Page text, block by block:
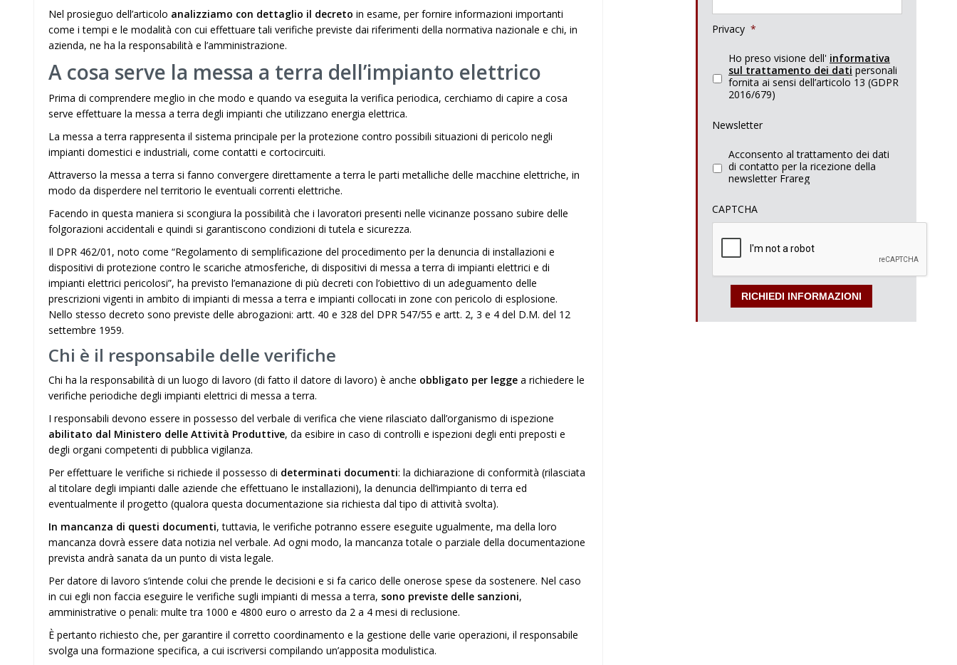
Nel prosieguo dell’articolo analizziamo con dettaglio il decreto in esame, per fornire informazioni importanti
come i tempi e le modalità con cui effettuare tali verifiche previste dai riferimenti della normativa nazionale e chi, in
azienda, ne ha la responsabilità e l’amministrazione.
A cosa serve la messa a terra dell’impianto elettrico
Prima di comprendere meglio in che modo e quando va eseguita la verifica periodica, cerchiamo di capire a cosa
serve effettuare la messa a terra degli impianti che utilizzano energia elettrica.
La messa a terra rappresenta il sistema principale per la protezione contro possibili situazioni di pericolo negli
impianti domestici e industriali, come contatti e cortocircuiti.
Attraverso la messa a terra si fanno convergere direttamente a terra le parti metalliche delle macchine elettriche, in
modo da disperdere nel territorio le eventuali correnti elettriche.
Facendo in questa maniera si scongiura la possibilità che i lavoratori presenti nelle vicinanze possano subire delle
folgorazioni accidentali e quindi si garantiscono condizioni di tutela e sicurezza.
Il DPR 462/01, noto come “Regolamento di semplificazione del procedimento per la denuncia di installazioni e
dispositivi di protezione contro le scariche atmosferiche, di dispositivi di messa a terra di impianti elettrici e di
impianti elettrici pericolosi”, ha previsto l’emanazione di più decreti con l’obiettivo di un adeguamento delle
prescrizioni vigenti in ambito di impianti di messa a terra e impianti collocati in zone con pericolo di esplosione.
Nello stesso decreto sono previste delle abrogazioni: artt. 40 e 328 del DPR 547/55 e artt. 2, 3 e 4 del D.M. del 12
settembre 1959.
Chi è il responsabile delle verifiche
Chi ha la responsabilità di un luogo di lavoro (di fatto il datore di lavoro) è anche obbligato per legge a richiedere le
verifiche periodiche degli impianti elettrici di messa a terra.
I responsabili devono essere in possesso del verbale di verifica che viene rilasciato dall’organismo di ispezione
abilitato dal Ministero delle Attività Produttive, da esibire in caso di controlli e ispezioni degli enti preposti e
degli organi competenti di pubblica vigilanza.
Per effettuare le verifiche si richiede il possesso di determinati documenti: la dichiarazione di conformità (rilasciata
al titolare degli impianti dalle aziende che effettuano le installazioni), la denuncia dell’impianto di terra ed
eventualmente il progetto (qualora questa documentazione sia richiesta dal tipo di attività svolta).
In mancanza di questi documenti, tuttavia, le verifiche potranno essere eseguite ugualmente, ma della loro
mancanza dovrà essere data notizia nel verbale. Ad ogni modo, la mancanza totale o parziale della documentazione
prevista andrà sanata da un punto di vista legale.
Per datore di lavoro s’intende colui che prende le decisioni e si fa carico delle onerose spese da sostenere. Nel caso
in cui egli non faccia eseguire le verifiche sugli impianti di messa a terra, sono previste delle sanzioni,
amministrative o penali: multe tra 1000 e 4800 euro o arresto da 2 a 4 mesi di reclusione.
È pertanto richiesto che, per garantire il corretto coordinamento e la gestione delle varie operazioni, il responsabile
svolga una formazione specifica, a cui iscriversi compilando un’apposita modulistica.
Privacy *
Ho preso visione dell' informativa
sul trattamento dei dati personali
fornita ai sensi dell’articolo 13 (GDPR
2016/679)
Newsletter
Acconsento al trattamento dei dati
di contatto per la ricezione della
newsletter Frareg
CAPTCHA